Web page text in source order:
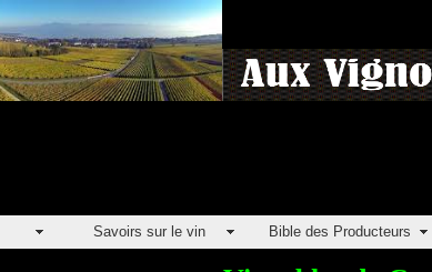
Savoirs sur le vin Bible des Producteurs